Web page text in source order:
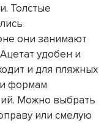
Толстые
они занимают
удобен и
и для пляжных
формам
Можно выбрать
или смелую